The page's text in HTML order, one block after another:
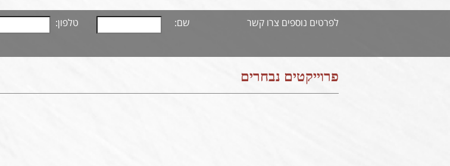
לפרטים נוספים צרו קשר שם: טלפון:
פרוייקטים נבחרים